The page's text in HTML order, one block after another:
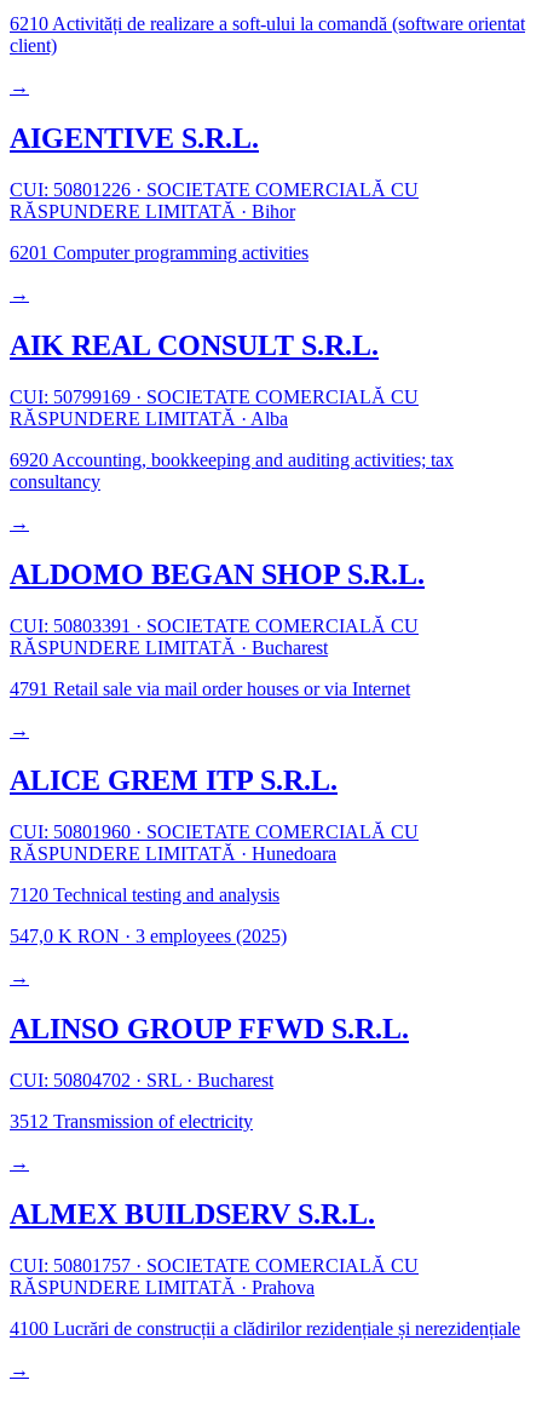
6210 Activități de realizare a soft-ului la comandă (software orientat
client)
→
AIGENTIVE S.R.L.
CUI: 50801226 · SOCIETATE COMERCIALĂ CU
RĂSPUNDERE LIMITATĂ · Bihor
6201 Computer programming activities
→
AIK REAL CONSULT S.R.L.
CUI: 50799169 · SOCIETATE COMERCIALĂ CU
RĂSPUNDERE LIMITATĂ · Alba
6920 Accounting, bookkeeping and auditing activities; tax
consultancy
→
ALDOMO BEGAN SHOP S.R.L.
CUI: 50803391 · SOCIETATE COMERCIALĂ CU
RĂSPUNDERE LIMITATĂ · Bucharest
4791 Retail sale via mail order houses or via Internet
→
ALICE GREM ITP S.R.L.
CUI: 50801960 · SOCIETATE COMERCIALĂ CU
RĂSPUNDERE LIMITATĂ · Hunedoara
7120 Technical testing and analysis
547,0 K RON · 3 employees (2025)
→
ALINSO GROUP FFWD S.R.L.
CUI: 50804702 · SRL · Bucharest
3512 Transmission of electricity
→
ALMEX BUILDSERV S.R.L.
CUI: 50801757 · SOCIETATE COMERCIALĂ CU
RĂSPUNDERE LIMITATĂ · Prahova
4100 Lucrări de construcții a clădirilor rezidențiale și nerezidențiale
→